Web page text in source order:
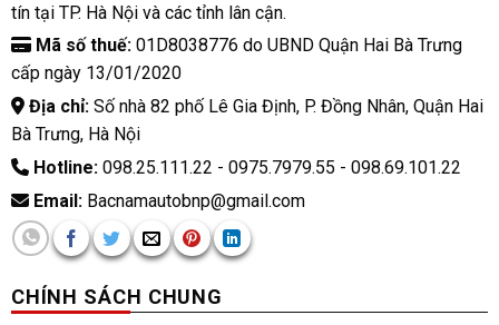
tín tại TP. Hà Nội và các tỉnh lân cận.
Mã số thuế:01D8038776 do UBND Quận Hai Bà Trưng
cấp ngày 13/01/2020
Địa chỉ:Số nhà 82 phố Lê Gia Định, P. Đồng Nhân, Quận Hai
Bà Trưng, Hà Nội
Hotline:098.25.111.22 - 0975.7979.55 - 098.69.101.22
Email:Bacnamautobnp@gmail.com
CHÍNH SÁCH CHUNG